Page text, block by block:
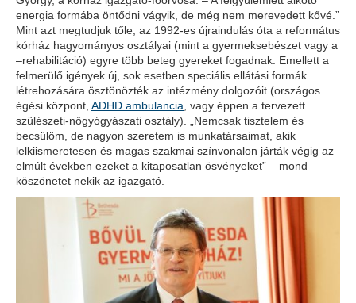
energia formába öntődni vágyik, de még nem merevedett kővé.”
Mint azt megtudjuk tőle, az 1992-es újraindulás óta a református
kórház hagyományos osztályai (mint a gyermeksebészet vagy a
–rehabilitáció) egyre több beteg gyereket fogadnak. Emellett a
felmerülő igények új, sok esetben speciális ellátási formák
létrehozására ösztönözték az intézmény dolgozóit (országos
égési központ, ADHD ambulancia , vagy éppen a tervezett
szülészeti-nőgyógyászati osztály). „Nemcsak tisztelem és
becsülöm, de nagyon szeretem is munkatársaimat, akik
lelkiismeretesen és magas szakmai színvonalon járták végig az
elmúlt években ezeket a kitaposatlan ösvényeket” – mond
köszönetet nekik az igazgató.